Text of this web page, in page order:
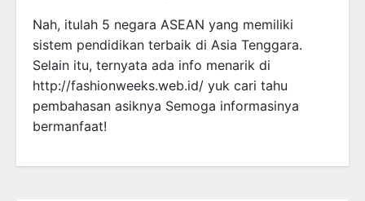
Nah, itulah 5 negara ASEAN yang memiliki
sistem pendidikan terbaik di Asia Tenggara.
Selain itu, ternyata ada info menarik di
http://fashionweeks.web.id/ yuk cari tahu
pembahasan asiknya Semoga informasinya
bermanfaat!